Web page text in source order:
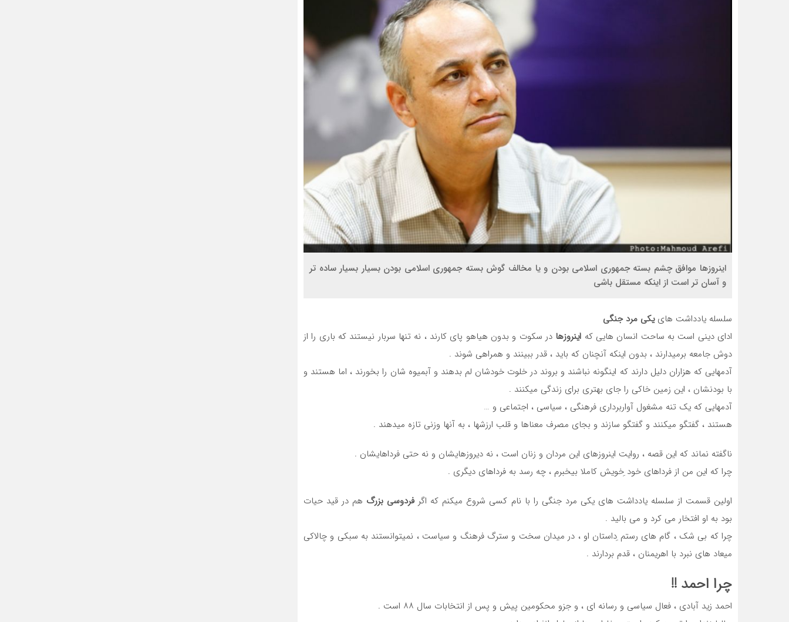
اینروزها موافق چشم بسته جمهوری اسلامی بودن و یا مخالف گوش بسته جمهوری اسلامی بودن بسیار بسیار ساده تر
و آسان تر است از اینکه مستقل باشی
سلسله یادداشت هاییکی مرد جنگی
ادای دینی است به ساحت انسان هایی که اینروزها در سکوت و بدون هیاهو پای کارند ، نه تنها سربار نیستند که باری را از
دوش جامعه برمیدارند ، بدون اینکه آنچنان که باید ، قدر ببینند و همراهی شوند .
آدمهایی که هزاران دلیل دارند که اینگونه نباشند و بروند در خلوت خودشان لم بدهند و آبمیوه شان را بخورند ، اما هستند و
با بودنشان ، این زمین خاکی را جای بهتری برای زندگی میکنند .
آدمهایی که یک تنه مشغول آواربرداری فرهنگی ، سیاسی ، اجتماعی و …
هستند ، گفتگو میکنند و گفتگو سازند و بجای مصرف معناها و قلب ارزشها ، به آنها وزنی تازه میدهند .
ناگفته نماند که این قصه ، روایت اینروزهای این مردان و زنان است ، نه دیروزهایشان و نه حتی فرداهایشان .
چرا که این من از فرداهای خود ِخویش کاملا بیخبرم ، چه رسد به فرداهای دیگری .
اولین قسمت از سلسله یادداشت های یکی مرد جنگی را با نام کسی شروع میکنم که اگر فردوسی بزرگ هم در قید حیات
بود به او افتخار می کرد و می بالید .
چرا که بی شک ، گام های رستم ِداستان او ، در میدان سخت و سترگ فرهنگ و سیاست ، نمیتوانستند به سبکی و چالاکی
میعاد های نبرد با اهریمنان ، قدم بردارند .
چرا احمد !!
احمد زید آبادی ، فعال سیاسی و رسانه ای ، و جزو محکومین پیش و پس از انتخابات سال ۸۸ است .